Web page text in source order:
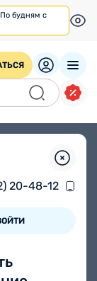
будням с
20-48-12